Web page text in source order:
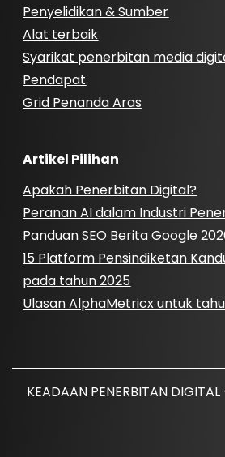
Penyelidikan & Sumber
Alat terbaik
Syarikat penerbitan media
Pendapat
Grid Penanda Aras
Artikel Pilihan
Apakah Penerbitan Digital?
Peranan AI dalam Industri
Panduan SEO Berita Google
15 Platform Pensindiketan
pada tahun 2025
Ulasan AlphaMetricx untuk
KEADAAN PENERBITAN